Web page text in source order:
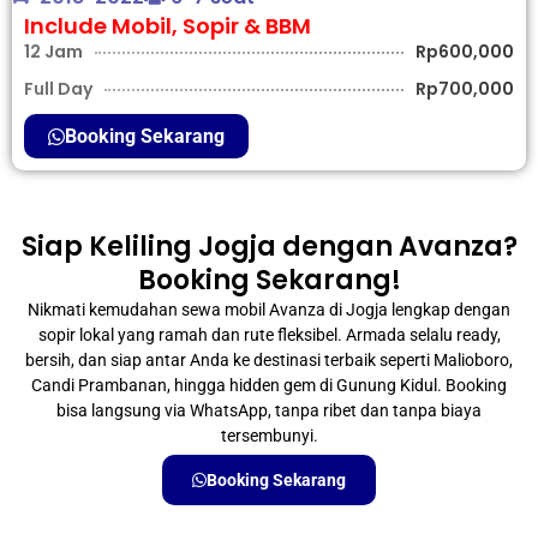
Include Mobil, Sopir & BBM
12 Jam
Rp600,000
Full Day
Rp700,000
Booking Sekarang
Siap Keliling Jogja dengan Avanza?
Booking Sekarang!
Nikmati kemudahan sewa mobil Avanza di Jogja lengkap dengan
sopir lokal yang ramah dan rute fleksibel. Armada selalu ready,
bersih, dan siap antar Anda ke destinasi terbaik seperti Malioboro,
Candi Prambanan, hingga hidden gem di Gunung Kidul. Booking
bisa langsung via WhatsApp, tanpa ribet dan tanpa biaya
tersembunyi.
Booking Sekarang